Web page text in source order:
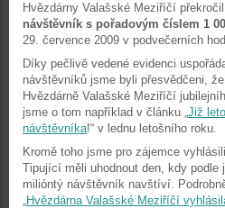
Hvězdárny Valašské Meziříčí
návštěvník s pořadovým číslem 1
29. července 2009 v podvečerních
Díky pečlivě vedené evidenci
návštěvníků jsme byli přesvědčeni,
Hvězdárně Valašské Meziříčí
jsme o tom například v článku „Již
návštěvníka!“ v lednu letošního roku.
Kromě toho jsme pro zájemce
Tipující měli uhodnout den, kdy podle
milióntý návštěvník navštíví.
„Hvězdárna Valašské Meziříčí